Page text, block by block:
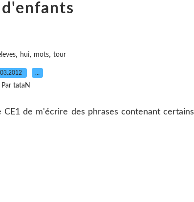
, hui, mots, tour
…
Par tataN
de m'écrire des phrases contenant certains